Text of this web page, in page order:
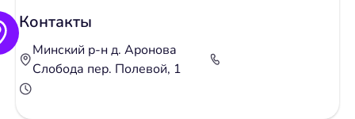
Контакты
Минский р-н д. Аронова
Слобода пер. Полевой, 1